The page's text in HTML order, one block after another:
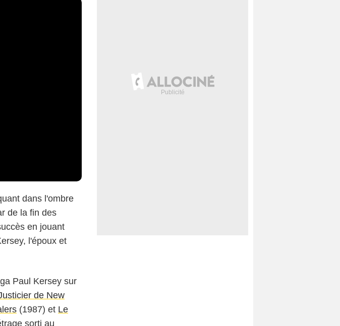
dans l'ombre
de la fin des
en jouant
l'époux et
Paul Kersey sur
de New
(1987) et Le
sorti au